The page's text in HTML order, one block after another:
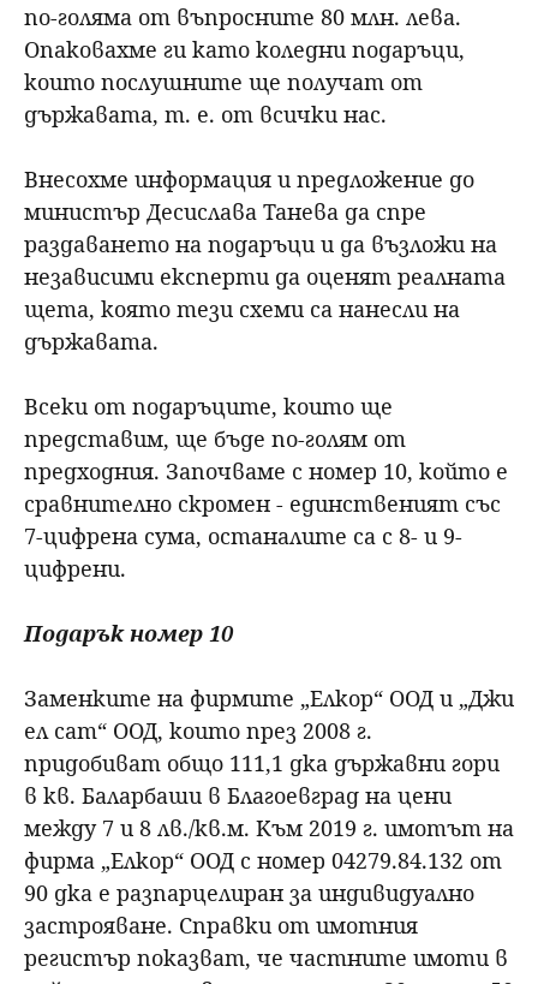
по-голяма от въпросните 80 млн. лева.
Опаковахме ги като коледни подаръци,
които послушните ще получат от
държавата, т. е. от всички нас.
Внесохме информация и предложение до
министър Десислава Танева да спре
раздаването на подаръци и да възложи на
независими експерти да оценят реалната
щета, която тези схеми са нанесли на
държавата.
Всеки от подаръците, които ще
представим, ще бъде по-голям от
предходния. Започваме с номер 10, който е
сравнително скромен - единственият със
7-цифрена сума, останалите са с 8- и 9-
цифрени.
Подарък номер 10
Заменките на фирмите „Елкор“ ООД и „Джи
ел сат“ ООД, които през 2008 г.
придобиват общо 111,1 дка държавни гори
в кв. Баларбаши в Благоевград на цени
между 7 и 8 лв./кв.м. Към 2019 г. имотът на
фирма „Елкор“ ООД с номер 04279.84.132 от
90 дка е разпарцелиран за индивидуално
застрояване. Справки от имотния
регистър показват, че частните имоти в